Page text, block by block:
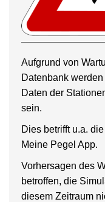
Aufgrund von
Datenbank
Daten der
sein.
Dies betrifft u.a.
Meine Pegel App.
Vorhersagen des
betroffen, die
diesem Zeitraum